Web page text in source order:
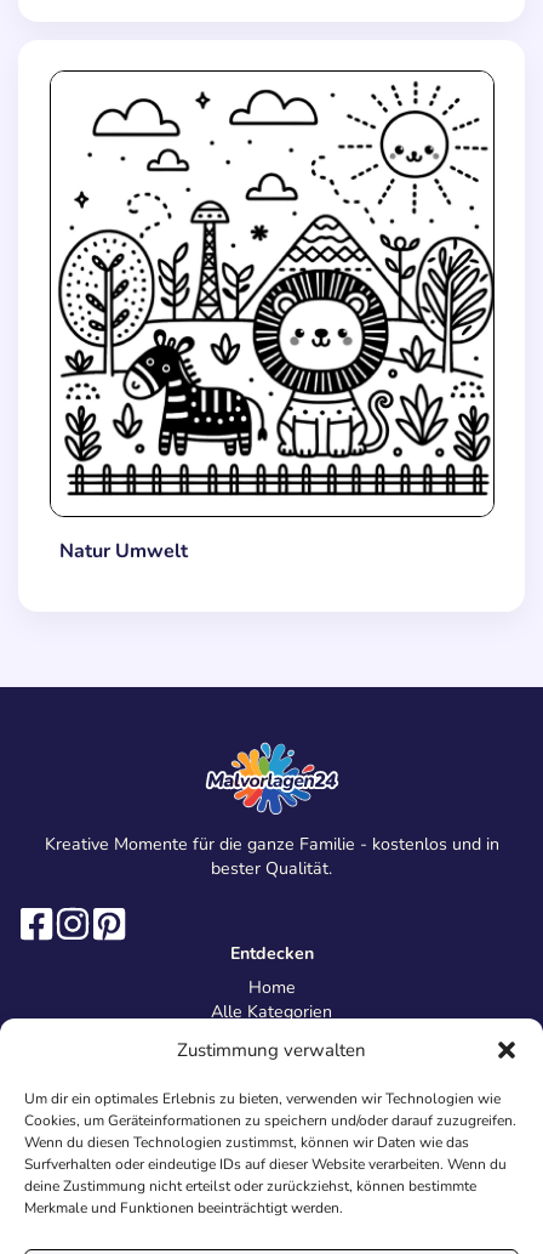
Zustimmung verwalten
Um dir ein optimales Erlebnis zu bieten, verwenden wir Technologien wie
Cookies, um Geräteinformationen zu speichern und/oder darauf zuzugreifen.
Wenn du diesen Technologien zustimmst, können wir Daten wie das
Surfverhalten oder eindeutige IDs auf dieser Website verarbeiten. Wenn du
deine Zustimmung nicht erteilst oder zurückziehst, können bestimmte
Merkmale und Funktionen beeinträchtigt werden.
Natur Umwelt
Kreative Momente für die ganze Familie - kostenlos und in
bester Qualität.
Entdecken
Home
Alle Kategorien
Information
Über uns
Kontakt
Inhaltsrichtlinien
Recht & Datenschutz
Impressum